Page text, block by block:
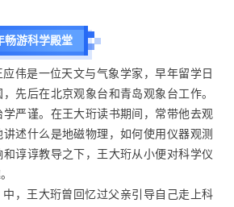
畅游科学殿堂
伟是一位天文与气象学家，早年留学日
先后在北京观象台和青岛观象台工作。
严谨。在王大珩读书期间，常带他去观
述什么是地磁物理，如何使用仪器观测
谆谆教导之下，王大珩从小便对科学仪
，王大珩曾回忆过父亲引导自己走上科